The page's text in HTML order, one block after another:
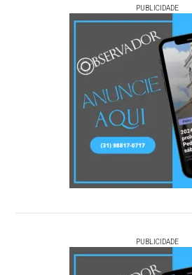
PUBLICIDADE
PUBLICIDADE